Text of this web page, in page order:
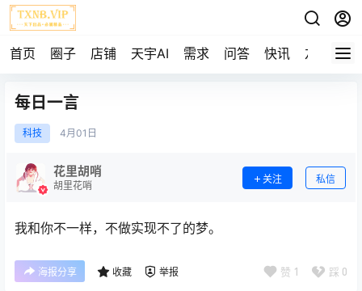
首页 圈子 店铺 天宇AI 需求 问答 快讯 友链
每日一言
科技 4月 01日
花里胡哨
胡里花哨
关注 私信
我和你不一样，不做实现不了的梦。
海报分享 收藏 举报 赞 1 踩 0